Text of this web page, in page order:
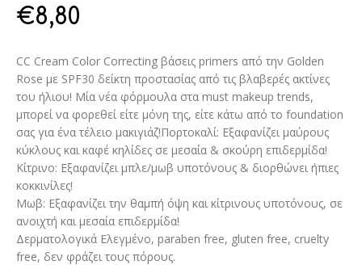
€8,80
CC Cream Color Correcting βάσεις primers από την Golden
Rose με SPF30 δείκτη προστασίας από τις βλαβερές ακτίνες
του ήλιου! Μία νέα φόρμουλα στα must makeup trends,
μπορεί να φορεθεί είτε μόνη της, είτε κάτω από το foundation
σας για ένα τέλειο μακιγιάζ!Πορτοκαλί: Εξαφανίζει μαύρους
κύκλους και καφέ κηλίδες σε μεσαία & σκούρη επιδερμίδα!
Κίτρινο: Εξαφανίζει μπλε/μωβ υποτόνους & διορθώνει ήπιες
κοκκινίλες!
Μωβ: Εξαφανίζει την θαμπή όψη και κίτρινους υποτόνους, σε
ανοιχτή και μεσαία επιδερμίδα!
Δερματολογικά Ελεγμένο, paraben free, gluten free, cruelty
free, δεν φράζει τους πόρους.